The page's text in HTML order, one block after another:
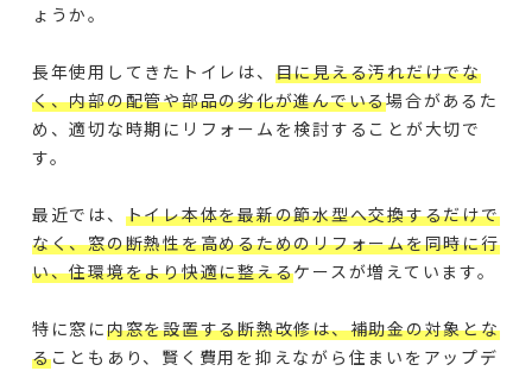
ょうか。
長年使用してきたトイレは、 目に見える汚れだけでな
く、内部の配管や部品の劣化が進んでいる場合があるた
め、適切な時期にリフォームを検討することが大切で
す。
最近では、 トイレ本体を最新の節水型へ交換するだけで
なく、窓の断熱性を高めるためのリフォームを同時に行
い、住環境をより快適に整えるケースが増えています。
特に窓に内窓を設置する断熱改修は、補助金の対象とな
ることもあり、賢く費用を抑えながら住まいをアップデ